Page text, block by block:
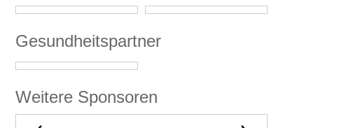
Gesundheitspartner
Weitere Sponsoren